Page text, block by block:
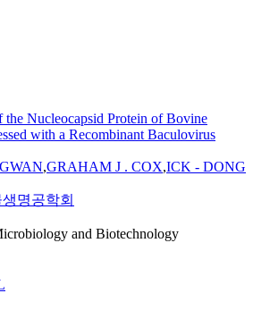
the Nucleocapsid Protein of Bovine
with a Recombinant Baculovirus
,GRAHAM J . COX,ICK - DONG
명공학회
and Biotechnology